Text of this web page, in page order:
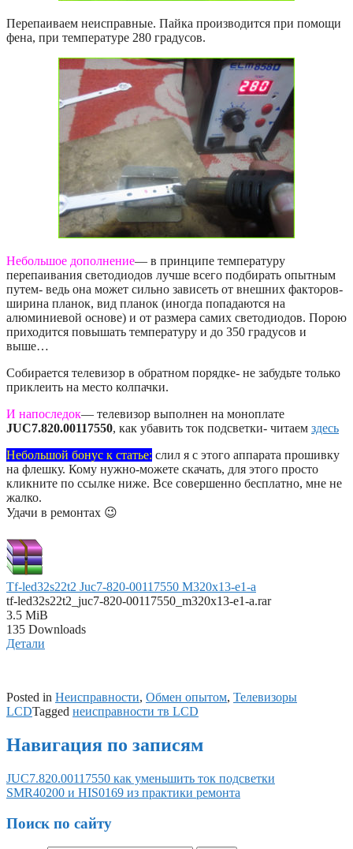
Перепаиваем неисправные. Пайка производится при помощи
фена, при температуре 280 градусов.
Небольшое дополнение— в принципе температуру
перепаивания светодиодов лучше всего подбирать опытным
путем- ведь она может сильно зависеть от внешних факторов-
ширина планок, вид планок (иногда попадаются на
алюминиевой основе) и от размера самих светодиодов. Порою
приходится повышать температуру и до 350 градусов и
выше…
Собирается телевизор в обратном порядке- не забудьте только
приклеить на место колпачки.
И напоследок— телевизор выполнен на моноплате
JUC7.820.00117550, как убавить ток подсветки- читаем здесь
Небольшой бонус к статье: слил я с этого аппарата прошивку
на флешку. Кому нужно-можете скачать, для этого просто
кликните по ссылке ниже. Все совершенно бесплатно, мне не
жалко.
Удачи в ремонтах 😉
Tf-led32s22t2 Juc7-820-00117550 M320x13-e1-a
tf-led32s22t2_juc7-820-00117550_m320x13-e1-a.rar
3.5 MiB
135 Downloads
Детали
Posted in Неисправности, Обмен опытом, Телевизоры
LCDTagged неисправности тв LCD
Навигация по записям
JUC7.820.00117550 как уменьшить ток подсветки
SMR40200 и HIS0169 из практики ремонта
Поиск по сайту